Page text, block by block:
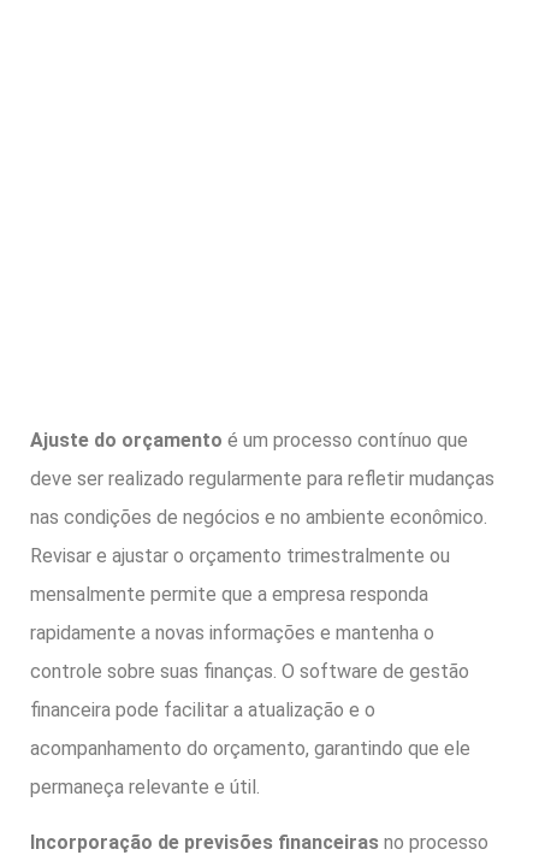
Ajuste do orçamento é um processo contínuo que
deve ser realizado regularmente para refletir mudanças
nas condições de negócios e no ambiente econômico.
Revisar e ajustar o orçamento trimestralmente ou
mensalmente permite que a empresa responda
rapidamente a novas informações e mantenha o
controle sobre suas finanças. O software de gestão
financeira pode facilitar a atualização e o
acompanhamento do orçamento, garantindo que ele
permaneça relevante e útil.
Incorporação de previsões financeiras no processo